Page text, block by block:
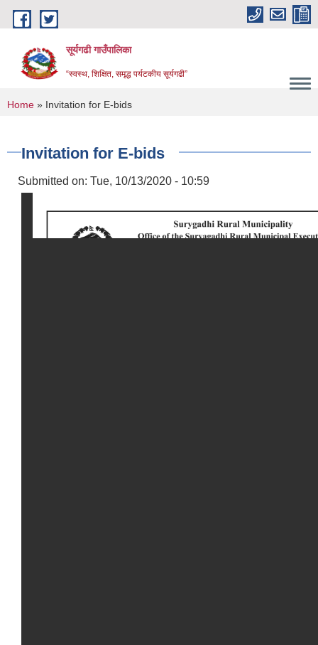
Skip to main content
सूर्यगढी गाउँपालिका
“स्वस्थ, शिक्षित, समृद्ध पर्यटकीय सूर्यगढी”
You are here
Home » Invitation for E-bids
Invitation for E-bids
Submitted on: Tue, 10/13/2020 - 10:59